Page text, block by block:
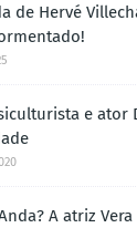
de Hervé
e ator
A atriz